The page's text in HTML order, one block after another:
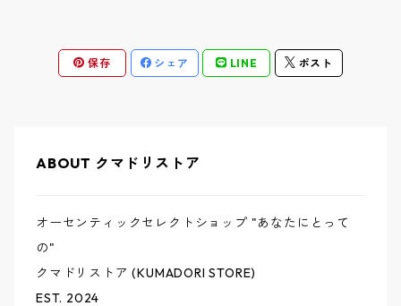
オーバーオール / OVERALL
ファッショングッズ / FASHION GOODS
HARi / ハリ
蒼氓シャツ ワンピースカラー / SOWBOW
保存 シェア LINE ポスト
ABOUT クマドリストア
オーセンティックセレクトショップ "あなたにとって
の"
クマドリストア (KUMADORI STORE)
EST. 2024